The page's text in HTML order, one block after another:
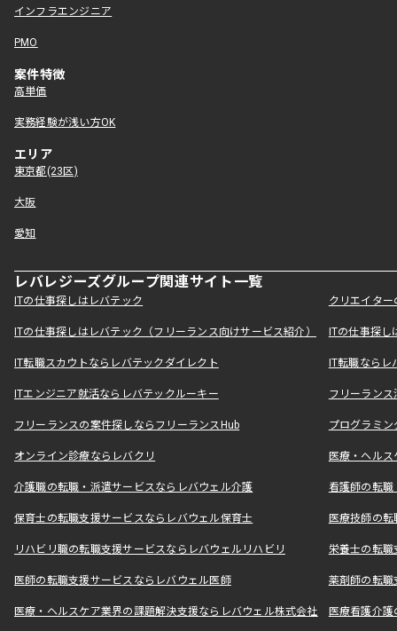
インフラエンジニア
PMO
案件特徴
高単価
実務経験が浅い方OK
エリア
東京都(23区)
大阪
愛知
レバレジーズグループ関連サイト一覧
ITの仕事探しはレバテック クリエイタ
ITの仕事探しはレバテック（フリーランス向けサービス紹介） ITの仕事探
IT転職スカウトならレバテックダイレクト IT転職なら
ITエンジニア就活ならレバテックルーキー フリーラン
フリーランスの案件探しならフリーランスHub プログラミ
オンライン診療ならレバクリ 医療・ヘル
介護職の転職・派遣サービスならレバウェル介護 看護師の転
保育士の転職支援サービスならレバウェル保育士 医療技師の
リハビリ職の転職支援サービスならレバウェルリハビリ 栄養士の転
医師の転職支援サービスならレバウェル医師 薬剤師の転
医療・ヘルスケア業界の課題解決支援ならレバウェル株式会社 医療看護介